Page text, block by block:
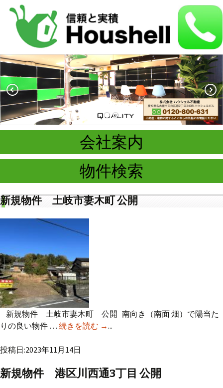
会社案内
物件検索
新規物件 土岐市妻木町 公開
新規物件 土岐市妻木町 公開 南向き（南面 畑）で陽当た
りの良い物件 … 続きを読む 新規物件 土岐市妻木町 公開
→...
投稿日:2023年11月14日
新規物件 港区川西通3丁目 公開